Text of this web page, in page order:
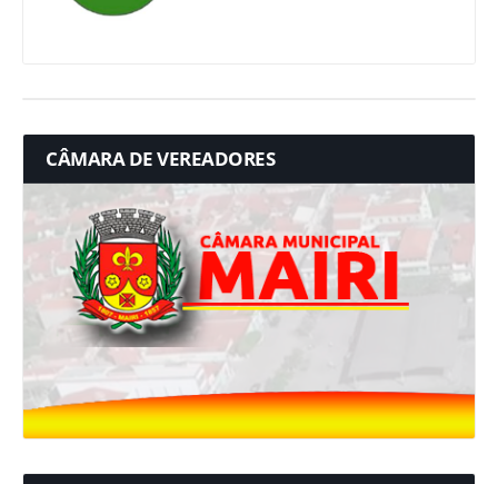
CÂMARA DE VEREADORES